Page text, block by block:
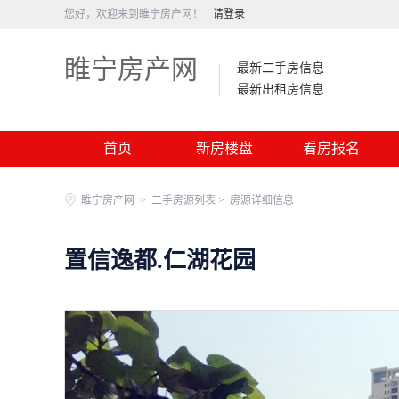
您好，欢迎来到睢宁房产网！ 请登录
睢宁房产网
最新二手房信息
最新出租房信息
首页 新房楼盘 看房报名
睢宁房产网 > 二手房源列表 > 房源详细信息
置信逸都.仁湖花园